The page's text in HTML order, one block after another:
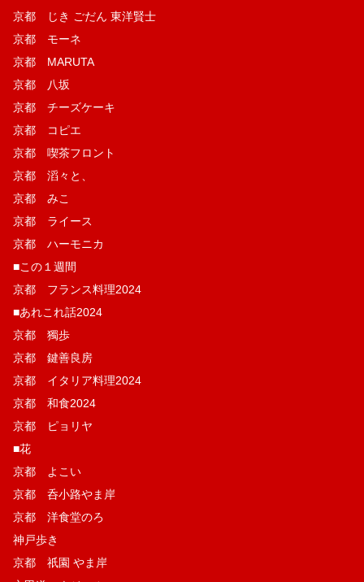
京都 じき ごだん 東洋賢士
京都 モーネ
京都 MARUTA
京都 八坂
京都 チーズケーキ
京都 コピエ
京都 喫茶フロント
京都 滔々と、
京都 みこ
京都 ライース
京都 ハーモニカ
■この１週間
京都 フランス料理2024
■あれこれ話2024
京都 獨歩
京都 鍵善良房
京都 イタリア料理2024
京都 和食2024
京都 ピョリヤ
■花
京都 よこい
京都 呑小路やま岸
京都 洋食堂のろ
神戸歩き
京都 祇園 やま岸